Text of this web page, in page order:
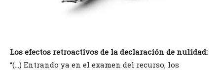
Los efectos retroactivos de la declaración de nulidad:
“(…) Entrando ya en el examen del recurso, los